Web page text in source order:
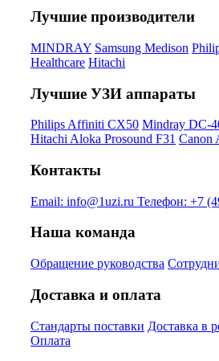
Лучшие производители
MINDRAY Samsung Medison
Healthcare Hitachi
Лучшие УЗИ аппараты
Philips Affiniti CX50 Mindray DC-
Hitachi Aloka Prosound F31 Canon
Контакты
Email: info@1uzi.ru Телефон: +7
Наша команда
Обращение руководства
Доставка и оплата
Стандарты поставки Доставка в
Оплата